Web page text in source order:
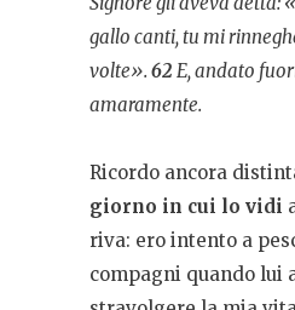
gallo canti, tu mi
volte». 62 E, andato
amaramente.
Ricordo ancora
giorno in cui lo vidi
riva: ero intento a
compagni quando lui